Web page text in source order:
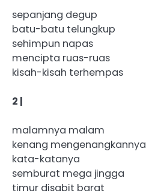
sepanjang degup
batu-batu telungkup
sehimpun napas
mencipta ruas-ruas
kisah-kisah terhempas
2 |
malamnya malam
kenang mengenangkannya
kata-katanya
semburat mega jingga
timur disabit barat